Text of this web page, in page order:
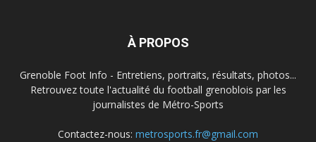
À PROPOS
Grenoble Foot Info - Entretiens, portraits, résultats, photos...
Retrouvez toute l'actualité du football grenoblois par les
journalistes de Métro-Sports
Contactez-nous: metrosports.fr@gmail.com